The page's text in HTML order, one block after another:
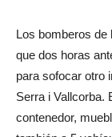
Los bomberos de
que dos horas
para sofocar otro
Serra i Vallcorba.
contenedor,